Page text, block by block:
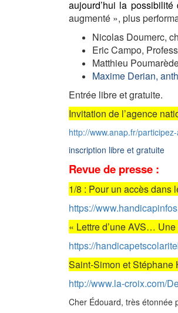
aujourd’hui la
augmenté », plus
Nicolas Doumerc,
Eric Campo,
Matthieu
Maxime Derian,
Entrée libre et gratuite.
Invitation de l’agence
http://www.anap.fr/
inscription libre et gratuite
Revue de presse :
1/8 : Pour un accès dans
https://
« Lettre d’une AVS…
https://
Saint-Simon et Stéphane
http://www.la-croix.com/
Cher Édouard, très étonnée